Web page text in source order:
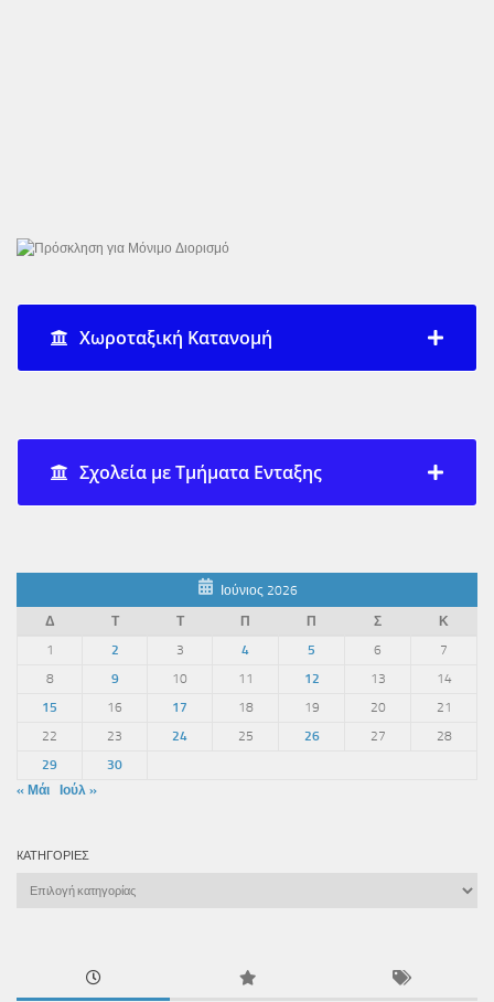
Χωροταξική Κατανομή
Σχολεία με Τμήματα Ενταξης
Ιούνιος 2026
Δ
Τ Τ Π Π Σ
Κ
1
2 3 4 5 6
7
8
9 10 11 12 13
14
15
16 17 18 19 20
21
22
23 24 25 26 27
28
29
30
« Μάι
Ιούλ »
KΑΤΗΓΟΡΊΕΣ
Kατηγορίες